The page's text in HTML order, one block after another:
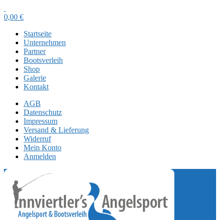
0,00 €
Startseite
Unternehmen
Partner
Bootsverleih
Shop
Galerie
Kontakt
AGB
Datenschutz
Impressum
Versand & Lieferung
Widerruf
Mein Konto
Anmelden